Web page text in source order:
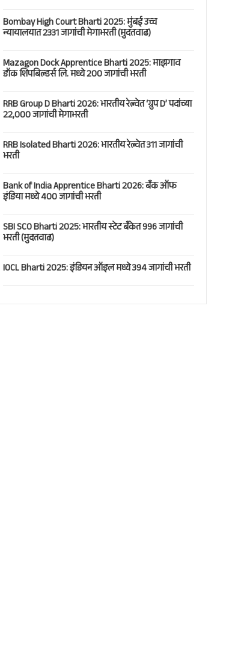
Bombay High Court Bharti 2025: मुंबई उच्च
न्यायालयात 2331 जागांची मेगाभरती (मुदतवाढ)
Mazagon Dock Apprentice Bharti 2025: माझगाव
डॉक शिपबिल्डर्स लि. मध्ये 200 जागांची भरती
RRB Group D Bharti 2026: भारतीय रेल्वेत ‘ग्रुप D’ पदांच्या
22,000 जागांची मेगाभरती
RRB Isolated Bharti 2026: भारतीय रेल्वेत 311 जागांची
भरती
Bank of India Apprentice Bharti 2026: बँक ऑफ
इंडिया मध्ये 400 जागांची भरती
SBI SCO Bharti 2025: भारतीय स्टेट बँकेत 996 जागांची
भरती (मुदतवाढ)
IOCL Bharti 2025: इंडियन ऑइल मध्ये 394 जागांची भरती